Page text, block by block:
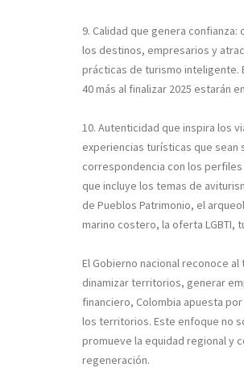
9. Calidad que genera confianza:
los destinos, empresarios y
prácticas de turismo inteligente.
40 más al finalizar 2025 estarán
10. Autenticidad que inspira los
experiencias turísticas que
correspondencia con los
que incluye los temas de
de Pueblos Patrimonio, el
marino costero, la oferta LGBTI,
El Gobierno nacional reconoce
dinamizar territorios, generar
financiero, Colombia apuesta
los territorios. Este enfoque no
promueve la equidad regional y
regeneración.